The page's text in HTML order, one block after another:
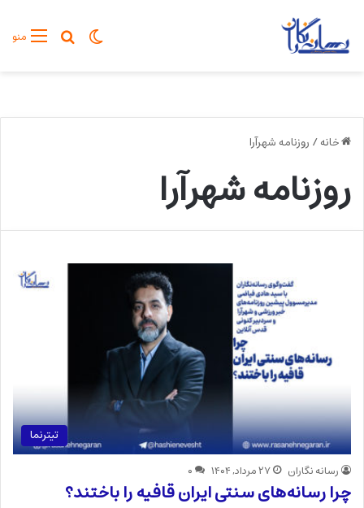
منوجستجو
تغییر پوسته
خانه/ روزنامه شهرآرا
روزنامه شهرآرا
تیترنما
رسانه نگاران ۲۷ مرداد, ۱۴۰۴ ۰
چرا رسانه‌های سنتی ایران قافیه را باختند؟